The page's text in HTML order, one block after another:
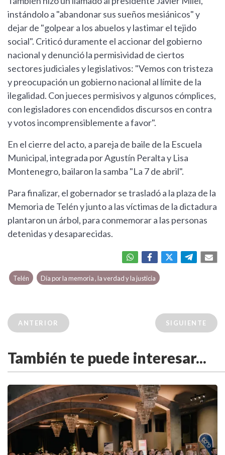
instándolo a "abandonar sus sueños mesiánicos" y
dejar de "golpear a los abuelos y lastimar el tejido
social". Criticó duramente el accionar del gobierno
nacional y denunció la permisividad de ciertos
sectores judiciales y legislativos: "Vemos con tristeza
y preocupación un gobierno nacional al límite de la
ilegalidad. Con jueces permisivos y algunos cómplices,
con legisladores con encendidos discursos en contra
y votos incomprensiblemente a favor".
En el cierre del acto, a pareja de baile de la Escuela
Municipal, integrada por Agustín Peralta y Lisa
Montenegro, bailaron la samba "La 7 de abril".
Para finalizar, el gobernador se trasladó a la plaza de la
Memoria de Telén y junto a las víctimas de la dictadura
plantaron un árbol, para conmemorar a las personas
detenidas y desaparecidas.
Telén Día por la memoria , la verdad y la justicia
ANTERIOR SIGUIENTE
También te puede interesar...